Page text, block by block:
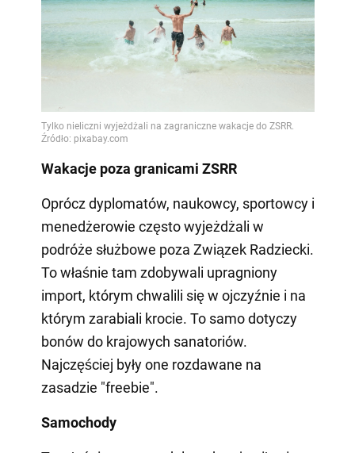
Wakacje poza granicami ZSRR
Oprócz dyplomatów, naukowcy, sportowcy i
menedżerowie często wyjeżdżali w
podróże służbowe poza Związek Radziecki.
To właśnie tam zdobywali upragniony
import, którym chwalili się w ojczyźnie i na
którym zarabiali krocie. To samo dotyczy
bonów do krajowych sanatoriów.
Najczęściej były one rozdawane na
zasadzie "freebie".
Samochody